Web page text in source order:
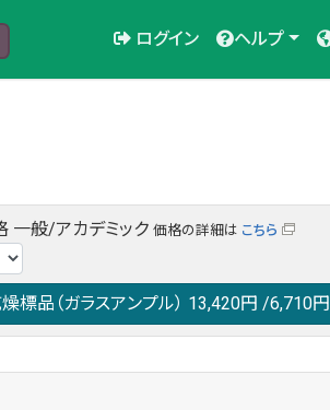
ログイン ヘルプ
一般/アカデミック 価格の詳細は こちら
標品（ガラスアンプル） 13,420円 /6,710円